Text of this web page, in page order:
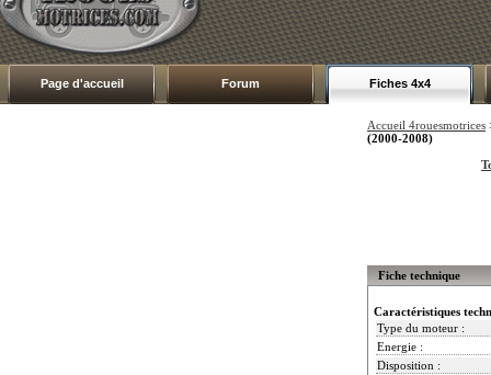
Page d'accueil Forum Fiches 4x4
Accueil 4rouesmotrices
(2000-2008)
Fiche technique
Caractéristiques
Type du moteur :
Energie :
Disposition :